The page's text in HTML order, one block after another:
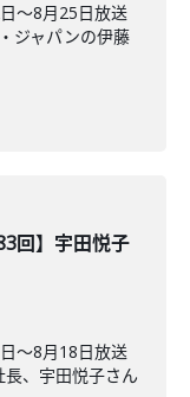
〜8月25日放送
ジャパンの伊藤
回】宇田悦子
〜8月18日放送
、宇田悦子さん